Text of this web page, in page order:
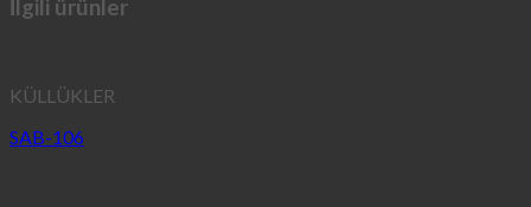
İlgili ürünler
KÜLLÜKLER
SAB-106